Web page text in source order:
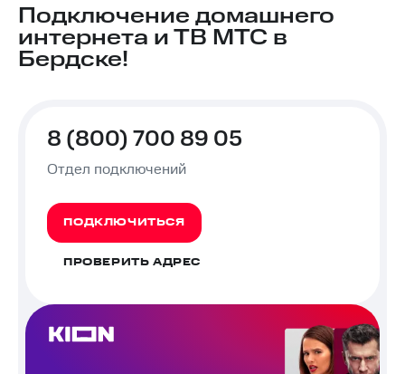
Подключение домашнего
интернета и ТВ МТС в
Бердске!
8 (800) 700 89 05
Отдел подключений
ПОДКЛЮЧИТЬСЯ
ПРОВЕРИТЬ АДРЕС